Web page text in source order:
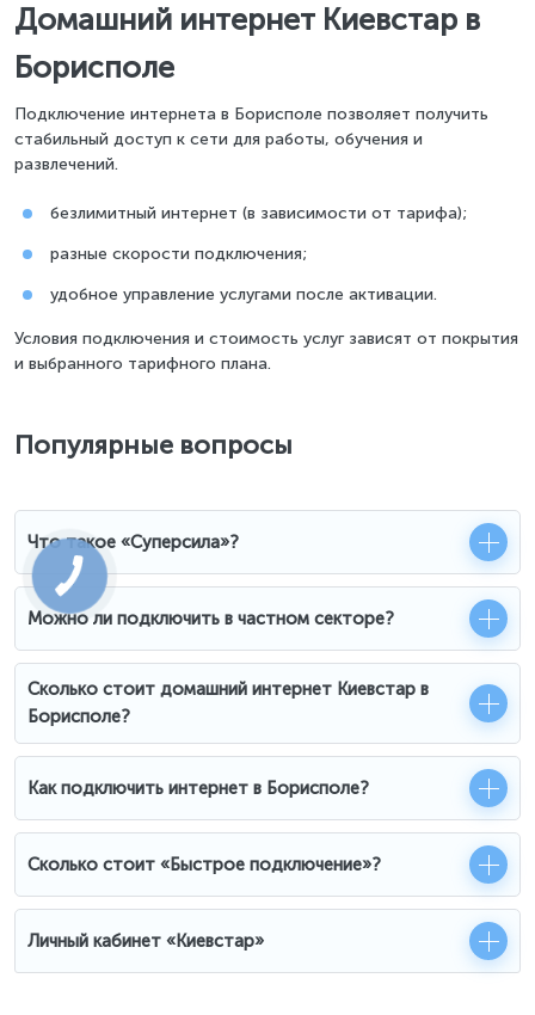
Домашний интернет Киевстар в
Борисполе
Подключение интернета в Борисполе позволяет получить
стабильный доступ к сети для работы, обучения и
развлечений.
безлимитный интернет (в зависимости от тарифа);
разные скорости подключения;
удобное управление услугами после активации.
Условия подключения и стоимость услуг зависят от покрытия
и выбранного тарифного плана.
Популярные вопросы
Что такое «Суперсила»?
Можно ли подключить в частном секторе?
Сколько стоит домашний интернет Киевстар в
Борисполе?
Как подключить интернет в Борисполе?
Сколько стоит «Быстрое подключение»?
Личный кабинет «Киевстар»